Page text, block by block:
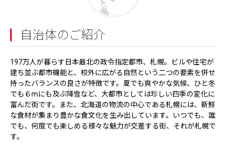
自治体のご紹介
197万人が暮らす日本最北の政令指定都市、札幌。ビルや住宅が
建ち並ぶ都市機能と、校外に広がる自然という二つの要素を併せ
持ったバランスの良さが特徴です。夏でも爽やかな気候、ひと冬
でも６mにも及ぶ降雪など、大都市としては珍しい四季の変化に
富んだ街です。また、北海道の物流の中心である札幌には、新鮮
な食材が集まり豊かな食文化を生み出しています。いつでも、誰
でも、何度でも楽しめる様々な魅力が交差する街、それが札幌で
す。